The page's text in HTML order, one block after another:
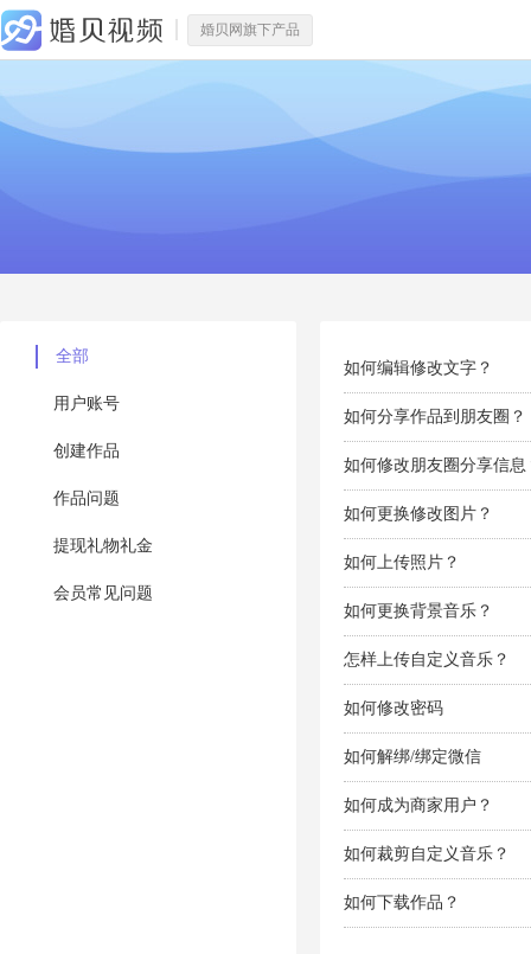
婚贝网旗下产品
全部
用户账号
创建作品
作品问题
提现礼物礼金
会员常见问题
如何编辑修改文字？
如何分享作品到朋友圈？
如何修改朋友圈分享信息
如何更换修改图片？
如何上传照片？
如何更换背景音乐？
怎样上传自定义音乐？
如何修改密码
如何解绑/绑定微信
如何成为商家用户？
如何裁剪自定义音乐？
如何下载作品？